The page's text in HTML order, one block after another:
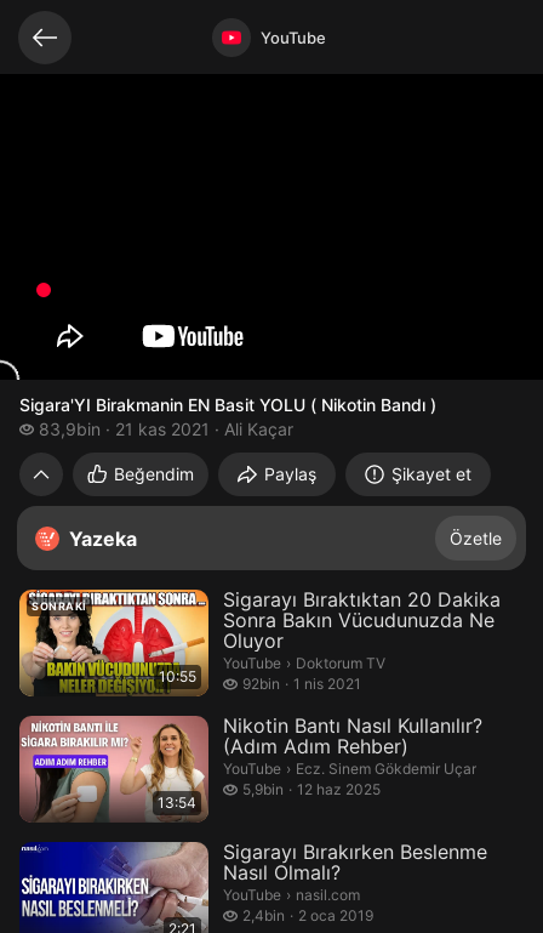
Video açık YouTube
Sigara'YI Birakmanin EN Basit YOLU ( Nikotin Bandı )
Sigara'YI Birakmanin EN Basit YOLU (
83,9bin
83,9 bin izleme21 kas 2021 Ali Kaçar
Beğendim Paylaş Şikayet et
Yazeka Özetle
Bağlantılı videolar
SONRAKI
10:55
Sigarayı Bıraktıktan 20 Dakika
Sonra Bakın Vücudunuzda Ne
Oluyor
YouTube › Doktorum TV.
Doktorum TV
92bin
92 bin izleme1 nis 2021
13:54
Nikotin Bantı Nasıl Kullanılır?
(Adım Adım Rehber)
YouTube › Ecz. Sinem Gökdemir Uçar.
Ecz. Sinem Gökdemir Uçar
5,9bin
5,9 bin izleme12 haz 2025
2:21
Sigarayı Bırakırken Beslenme
Nasıl Olmalı?
YouTube › nasil.com.
nasil.com
2,4bin
2,4 bin izleme2 oca 2019